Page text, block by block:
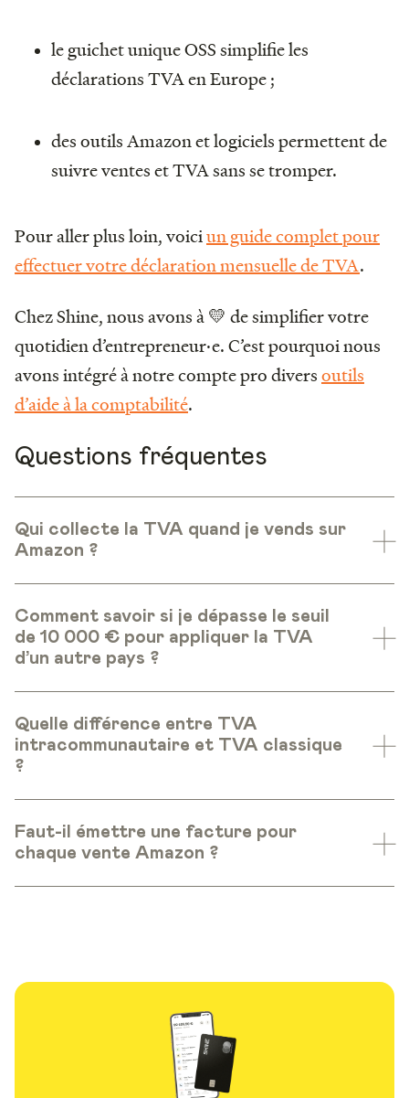
le guichet unique OSS simplifie les
déclarations TVA en Europe ;
des outils Amazon et logiciels permettent de
suivre ventes et TVA sans se tromper.
Pour aller plus loin, voiciun guide complet pour
effectuer votre déclaration mensuelle de TVA.
Chez Shine, nous avons à 💛 de simplifier votre
quotidien d’entrepreneur·e. C’est pourquoi nous
avons intégré à notre compte pro diversoutils
d’aide à la comptabilité.
Questions fréquentes
Qui collecte la TVA quand je vends sur
Amazon ?
Comment savoir si je dépasse le seuil
de 10 000 € pour appliquer la TVA
d’un autre pays ?
Quelle différence entre TVA
intracommunautaire et TVA classique
?
Faut-il émettre une facture pour
chaque vente Amazon ?